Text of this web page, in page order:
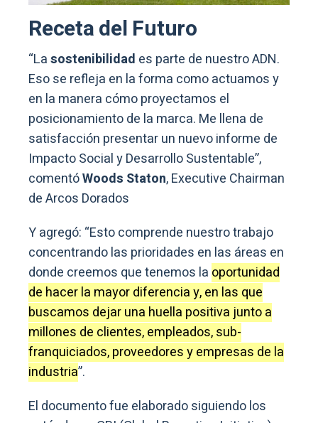
Receta del Futuro
“Lasostenibilidad es parte de nuestro ADN.
Eso se refleja en la forma como actuamos y
en la manera cómo proyectamos el
posicionamiento de la marca. Me llena de
satisfacción presentar un nuevo informe de
Impacto Social y Desarrollo Sustentable”,
comentóWoods Staton, Executive Chairman
de Arcos Dorados
Y agregó: “Esto comprende nuestro trabajo
concentrando las prioridades en las áreas en
donde creemos que tenemos la oportunidad
de hacer la mayor diferencia y, en las que
buscamos dejar una huella positiva junto a
millones de clientes, empleados, sub-
franquiciados, proveedores y empresas de la
industria”.
El documento fue elaborado siguiendo los